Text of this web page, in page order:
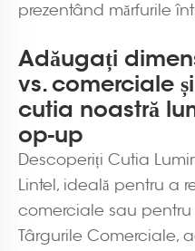
prezentând mărfurile
Adăugați
vs. comerciale
cutia noastră
op-up
Descoperiți Cutia
Lintel, ideală pentru a
comerciale sau
Târgurile Comerciale,